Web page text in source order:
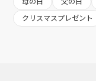
クリスマスプレゼント